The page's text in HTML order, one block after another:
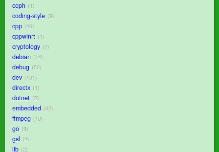
ceph 1
coding-style 9
cpp 46
cppwinrt 1
cryptology 7
debian 14
debug 52
dev 101
directx 1
dotnet 2
embedded 42
ffmpeg 10
go 9
gsl 4
lib 2